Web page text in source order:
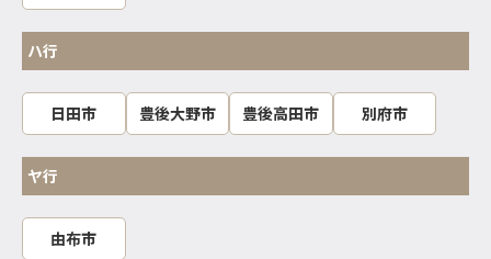
ハ行
日田市 豊後大野市 豊後高田市 別府市
ヤ行
由布市